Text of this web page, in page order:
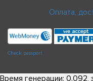
Оплата,
Check passport
Время генерации: 0.092,